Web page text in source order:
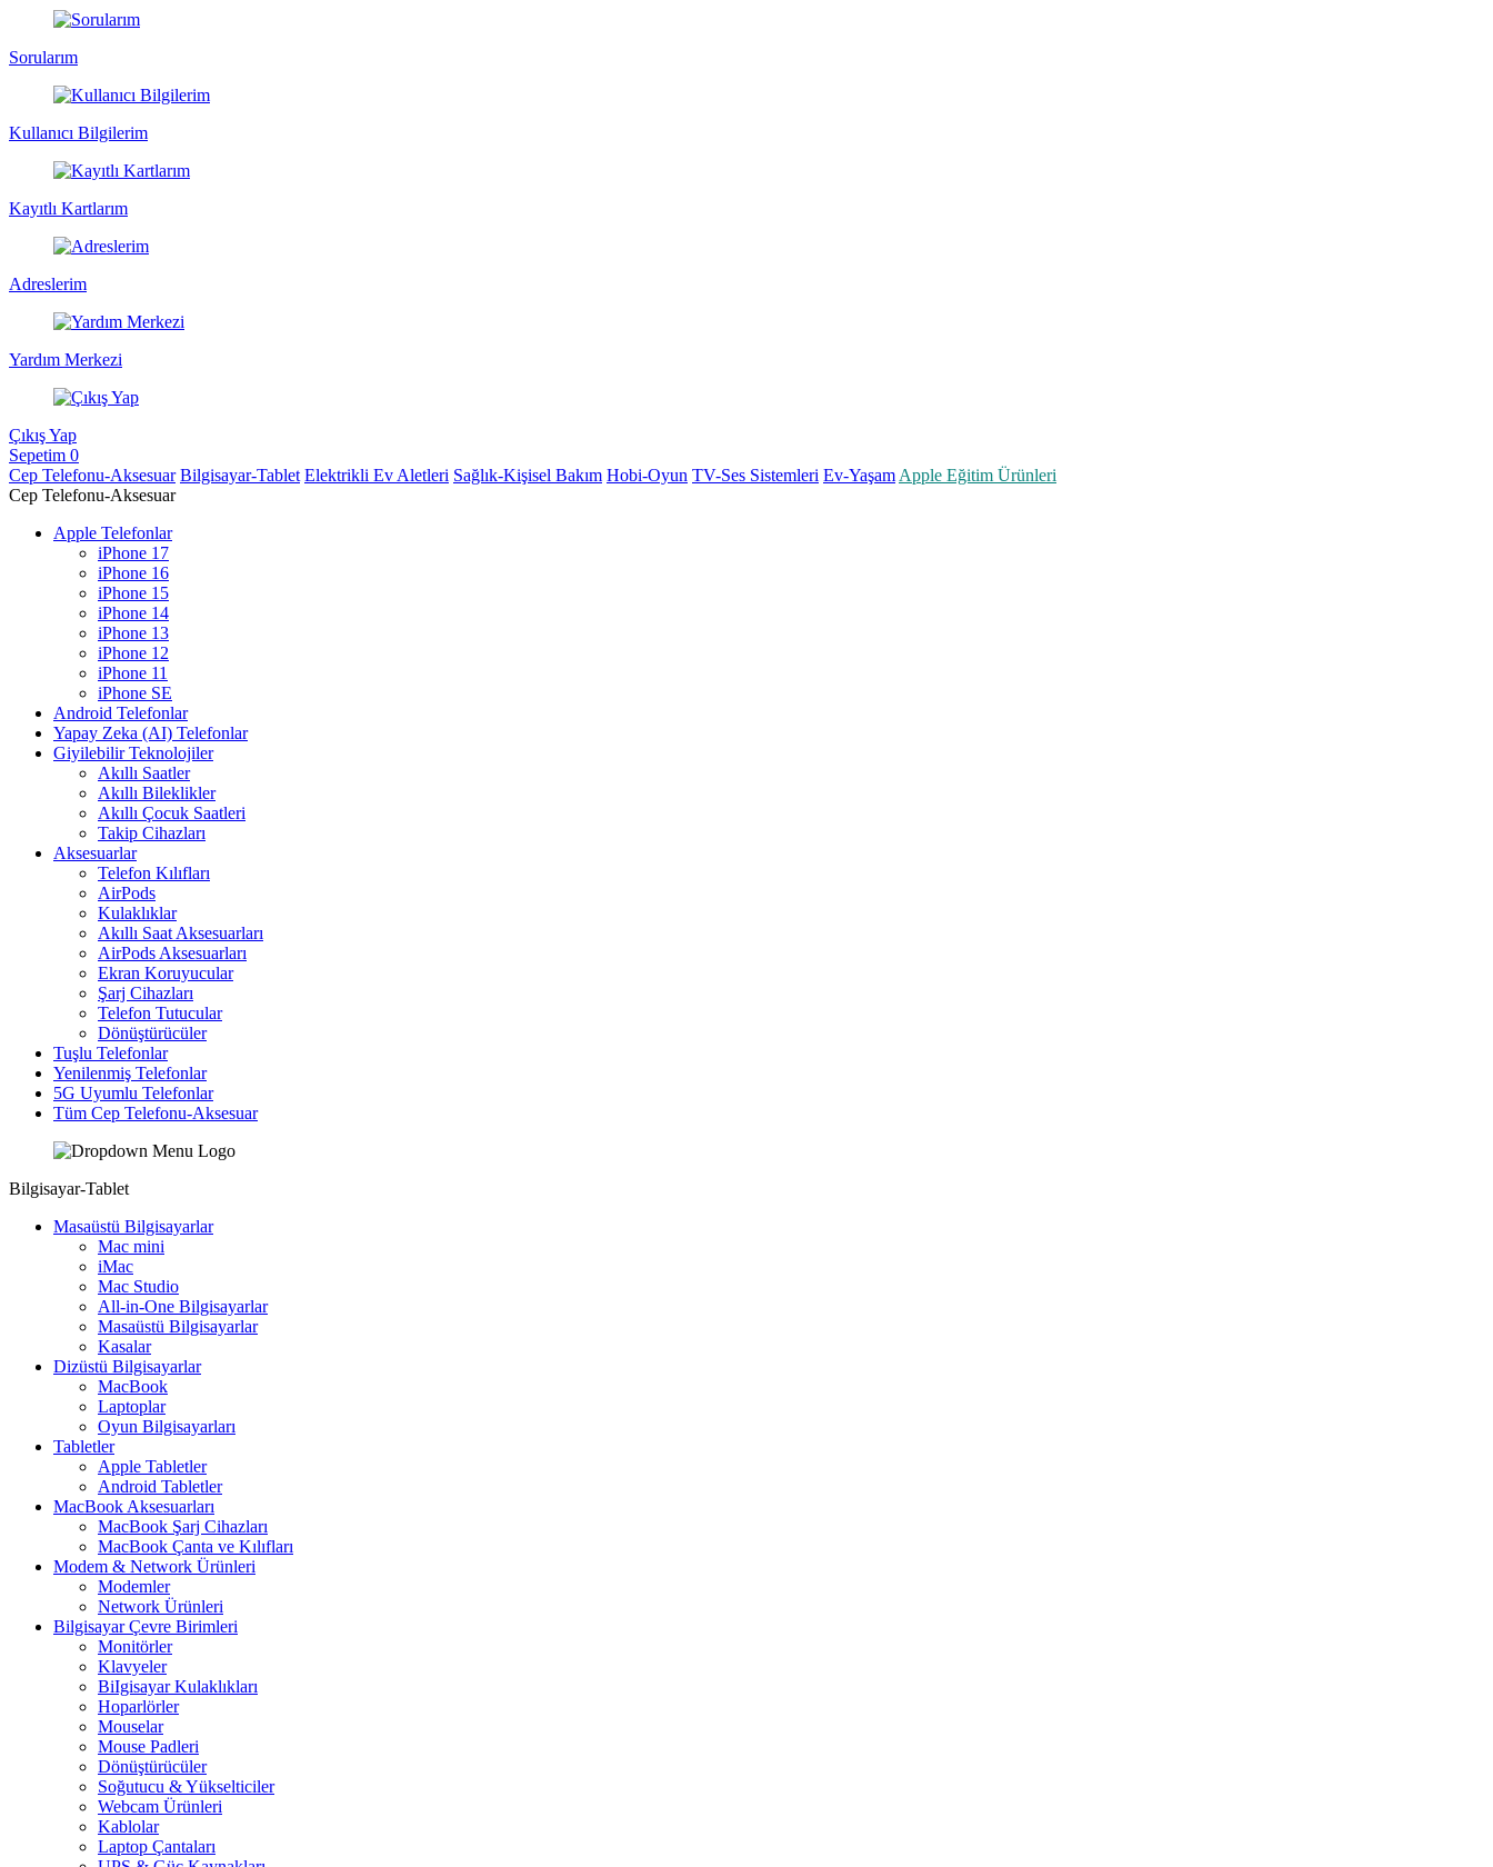
Sorularım
Kullanıcı Bilgilerim
Kayıtlı Kartlarım
Adreslerim
Yardım Merkezi
Çıkış Yap
Sepetim 0
Cep Telefonu-Aksesuar Bilgisayar-Tablet Elektrikli Ev Aletleri Sağlık-Kişisel Bakım Hobi-Oyun TV-Ses Sistemleri Ev-Yaşam Apple Eğitim Ürünleri
Cep Telefonu-Aksesuar
Apple Telefonlar
iPhone 17
iPhone 16
iPhone 15
iPhone 14
iPhone 13
iPhone 12
iPhone 11
iPhone SE
Android Telefonlar
Yapay Zeka (AI) Telefonlar
Giyilebilir Teknolojiler
Akıllı Saatler
Akıllı Bileklikler
Akıllı Çocuk Saatleri
Takip Cihazları
Aksesuarlar
Telefon Kılıfları
AirPods
Kulaklıklar
Akıllı Saat Aksesuarları
AirPods Aksesuarları
Ekran Koruyucular
Şarj Cihazları
Telefon Tutucular
Dönüştürücüler
Tuşlu Telefonlar
Yenilenmiş Telefonlar
5G Uyumlu Telefonlar
Tüm Cep Telefonu-Aksesuar
Bilgisayar-Tablet
Masaüstü Bilgisayarlar
Mac mini
iMac
Mac Studio
All-in-One Bilgisayarlar
Masaüstü Bilgisayarlar
Kasalar
Dizüstü Bilgisayarlar
MacBook
Laptoplar
Oyun Bilgisayarları
Tabletler
Apple Tabletler
Android Tabletler
MacBook Aksesuarları
MacBook Şarj Cihazları
MacBook Çanta ve Kılıfları
Modem & Network Ürünleri
Modemler
Network Ürünleri
Bilgisayar Çevre Birimleri
Monitörler
Klavyeler
BiIgisayar Kulaklıkları
Hoparlörler
Mouselar
Mouse Padleri
Dönüştürücüler
Soğutucu & Yükselticiler
Webcam Ürünleri
Kablolar
Laptop Çantaları